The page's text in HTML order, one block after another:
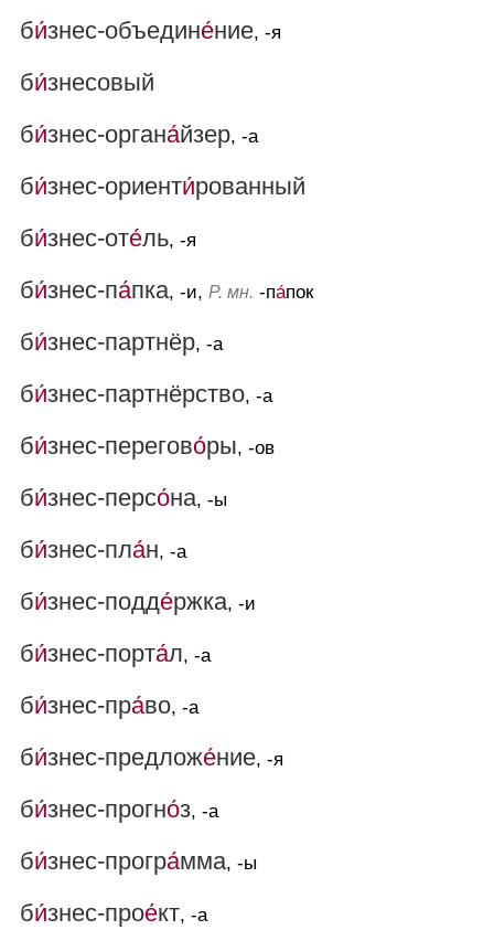
би́знес-объедине́ние, -я
би́знесовый
би́знес-органа́йзер, -а
би́знес-ориенти́рованный
би́знес-оте́ль, -я
би́знес-па́пка, -и, Р. мн. -па́пок
би́знес-партнёр, -а
би́знес-партнёрство, -а
би́знес-перегово́ры, -ов
би́знес-персо́на, -ы
би́знес-пла́н, -а
би́знес-подде́ржка, -и
би́знес-порта́л, -а
би́знес-пра́во, -а
би́знес-предложе́ние, -я
би́знес-прогно́з, -а
би́знес-програ́мма, -ы
би́знес-прое́кт, -а